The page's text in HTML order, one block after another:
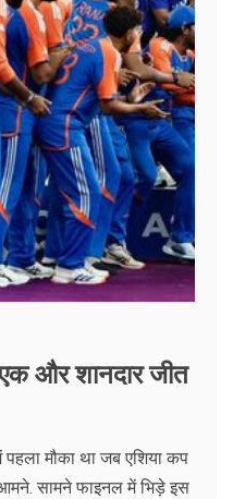
और शानदार जीत
मौका था जब एशिया कप
सामने फाइनल में भिड़े इस